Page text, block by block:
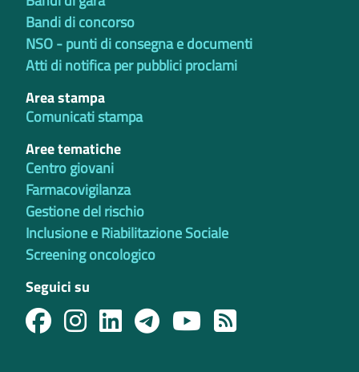
Bandi di concorso
NSO - punti di consegna e documenti
Atti di notifica per pubblici proclami
Area stampa
Comunicati stampa
Aree tematiche
Centro giovani
Farmacovigilanza
Gestione del rischio
Inclusione e Riabilitazione Sociale
Screening oncologico
Seguici su